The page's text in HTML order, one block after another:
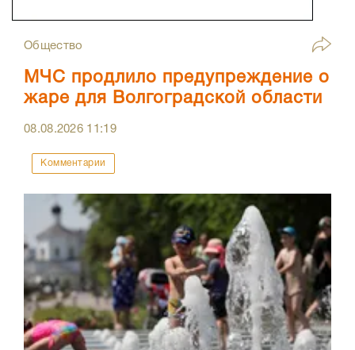
Общество
МЧС продлило предупреждение о
жаре для Волгоградской области
08.08.2026 11:19
Комментарии